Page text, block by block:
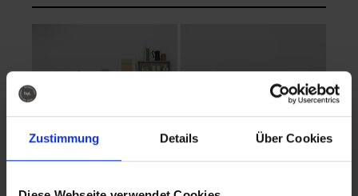
Zustimmung Details Über Cookies